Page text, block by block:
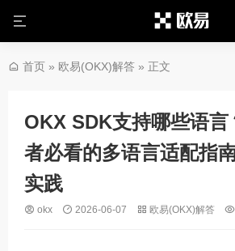
首页 » 欧易(OKX)解答 » 正文
OKX SDK支持哪些语言
者必看的多语言适配指
实践
okx 2026-06-07 欧易(OKX)解答